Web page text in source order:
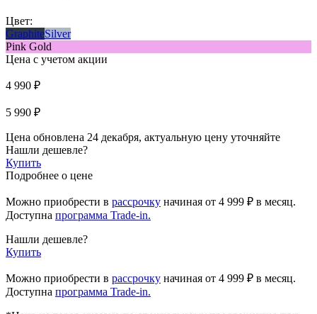
Цвет:
GraphiteSilver
Pink Gold
Цена с учетом акции
4 990 ₽
5 990 ₽
Цена обновлена 24 декабря, актуальную цену уточняйте
Нашли дешевле?
Купить
Подробнее о цене
Можно приобрести в рассрочку начиная от 4 999 ₽ в месяц.
Доступна программа Trade-in.
Нашли дешевле?
Купить
Можно приобрести в рассрочку начиная от 4 999 ₽ в месяц.
Доступна программа Trade-in.